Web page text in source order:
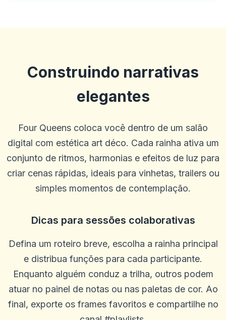
Construindo narrativas
elegantes
Four Queens coloca você dentro de um salão
digital com estética art déco. Cada rainha ativa um
conjunto de ritmos, harmonias e efeitos de luz para
criar cenas rápidas, ideais para vinhetas, trailers ou
simples momentos de contemplação.
Dicas para sessões colaborativas
Defina um roteiro breve, escolha a rainha principal
e distribua funções para cada participante.
Enquanto alguém conduz a trilha, outros podem
atuar no painel de notas ou nas paletas de cor. Ao
final, exporte os frames favoritos e compartilhe no
pouco ruim e eles poderiam oferecer mais linhas e opções de
C
Casey Ford
2025-10-15 07:14:12
Meu gerente de conta, Graham, foi ótimo e me trouxe de volta ao
Caztro Comptoon
Bom lugar honesto muitos giros grátis eles te pegaram
0 0
Ostha Meo
Bom site!
0 0